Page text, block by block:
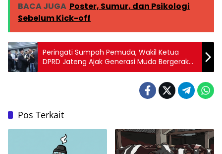
BACA JUGA Poster, Sumur, dan Psikologi
Sebelum Kick-off
Peringati Sumpah Pemuda, Wakil Ketua
DPRD Jateng Ajak Generasi Muda Bergerak
dan Berkarya di Era Digital
Pos Terkait